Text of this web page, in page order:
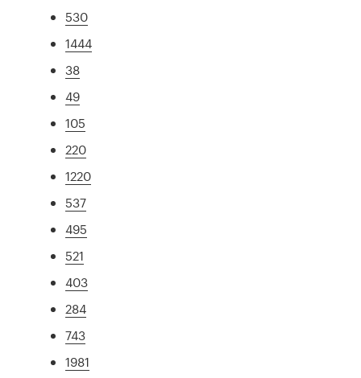
530
1444
38
49
105
220
1220
537
495
521
403
284
743
1981